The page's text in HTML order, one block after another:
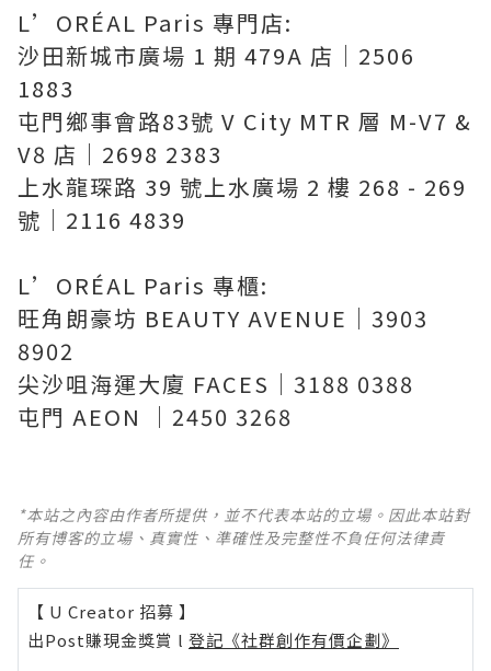
L’ORÉAL Paris 專門店:
沙田新城市廣場 1 期 479A 店｜2506
1883
屯門鄉事會路83號 V City MTR 層 M-V7 &
V8 店｜2698 2383
上水龍琛路 39 號上水廣場 2 樓 268 - 269
號｜2116 4839
L’ORÉAL Paris 專櫃:
旺角朗豪坊 BEAUTY AVENUE｜3903
8902
尖沙咀海運大廈 FACES｜3188 0388
屯門 AEON ｜2450 3268
*本站之內容由作者所提供，並不代表本站的立場。因此本站對
所有博客的立場、真實性、準確性及完整性不負任何法律責
任。
【 U Creator 招募 】
出Post賺現金獎賞 l 登記《社群創作有價企劃》